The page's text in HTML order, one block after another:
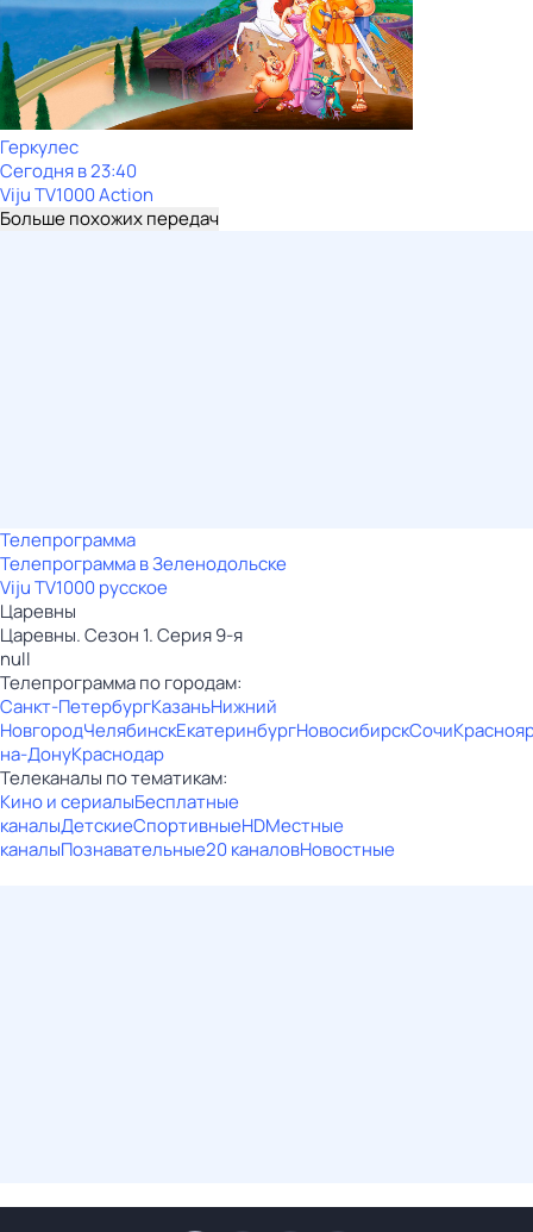
Геркулес
Сегодня в 23:40
Viju TV1000 Action
Больше похожих передач
Телепрограмма
Телепрограмма в Зеленодольске
Viju TV1000 русское
Царевны
Царевны. Сезон 1. Серия 9-я
null
Телепрограмма по городам:
Санкт-ПетербургКазаньНижний
НовгородЧелябинскЕкатеринбургНовосибирскСочи
на-ДонуКраснодар
Телеканалы по тематикам:
Кино и сериалыБесплатные
каналыДетскиеСпортивныеHDМестные
каналыПознавательные20 каналовНовостные